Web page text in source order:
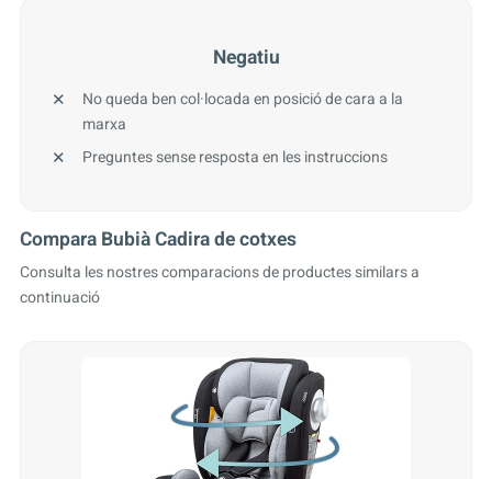
Negatiu
No queda ben col·locada en posició de cara a la
marxa
Preguntes sense resposta en les instruccions
Compara Bubià Cadira de cotxes
Consulta les nostres comparacions de productes similars a
continuació